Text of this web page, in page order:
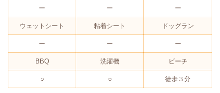
ー ー ー
ウェットシート 粘着シート ドッグラン
ー ー ー
BBQ 洗濯機 ビーチ
○ ○ 徒歩３分